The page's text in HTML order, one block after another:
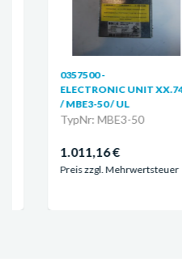
0357500 -
ELECTRONIC UNIT XX.746
/ MBE3-50 / UL
TypNr: MBE3-50
1.011,16 €
Preis zzgl. Mehrwertsteuer